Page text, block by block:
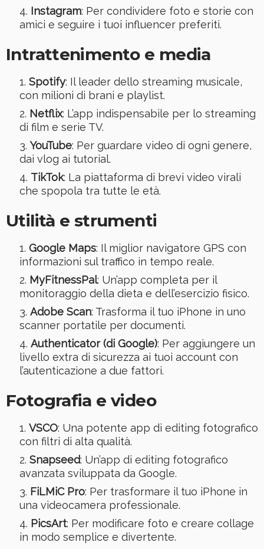
Instagram: Per condividere foto e storie con
amici e seguire i tuoi influencer preferiti.
Intrattenimento e media
Spotify: Il leader dello streaming musicale,
con milioni di brani e playlist.
Netflix: L’app indispensabile per lo streaming
di film e serie TV.
YouTube: Per guardare video di ogni genere,
dai vlog ai tutorial.
TikTok: La piattaforma di brevi video virali
che spopola tra tutte le età.
Utilità e strumenti
Google Maps: Il miglior navigatore GPS con
informazioni sul traffico in tempo reale.
MyFitnessPal: Un’app completa per il
monitoraggio della dieta e dell’esercizio fisico.
Adobe Scan: Trasforma il tuo iPhone in uno
scanner portatile per documenti.
Authenticator (di Google): Per aggiungere un
livello extra di sicurezza ai tuoi account con
l’autenticazione a due fattori.
Fotografia e video
VSCO: Una potente app di editing fotografico
con filtri di alta qualità.
Snapseed: Un’app di editing fotografico
avanzata sviluppata da Google.
FiLMiC Pro: Per trasformare il tuo iPhone in
una videocamera professionale.
PicsArt: Per modificare foto e creare collage
in modo semplice e divertente.